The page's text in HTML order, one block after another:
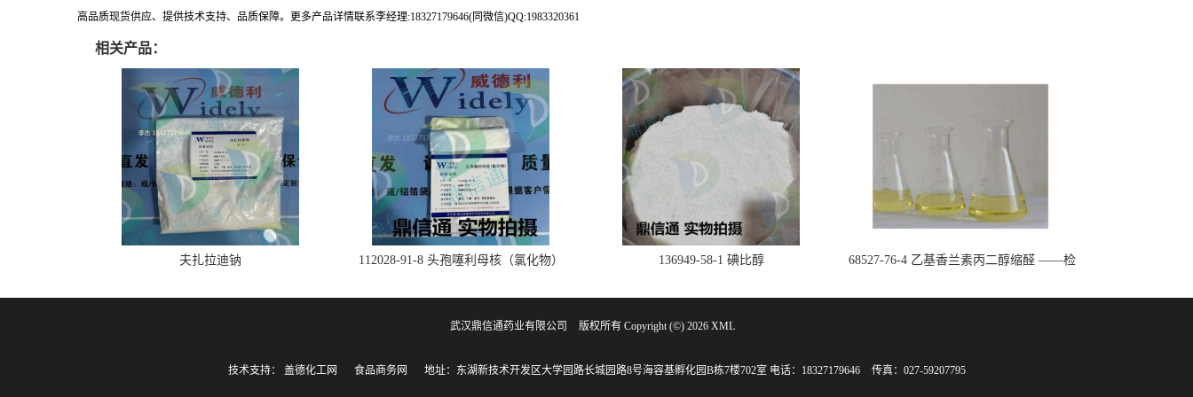
高品质现货供应、提供技术支持、品质保障。更多产品详情联系李经理:18327179646(同微信)QQ:1983320361
相关产品：
夫扎拉迪钠 112028-91-8 头孢噻利母核（氯化物） 136949-58-1 碘比醇
68527-76-4 乙基香兰素丙二醇缩醛 ——检
武汉鼎信通药业有限公司 版权所有 Copyright (©) 2026 XML
技术支持： 盖德化工网 食品商务网 地址：东湖新技术开发区大学园路长城园路8号海容基孵化园B栋7楼702室 电话：18327179646 传真：027-59207795